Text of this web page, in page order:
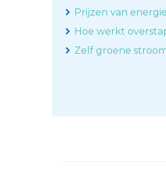
Prijzen van
Hoe werkt
Zelf groene